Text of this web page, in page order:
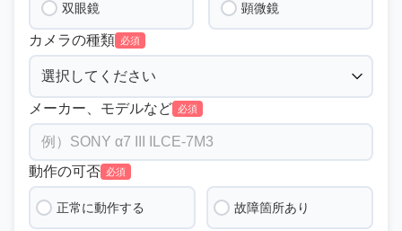
双眼鏡 顕微鏡
カメラの種類 必須
メーカー、モデルなど 必須
動作の可否 必須
正常に動作する 故障箇所あり